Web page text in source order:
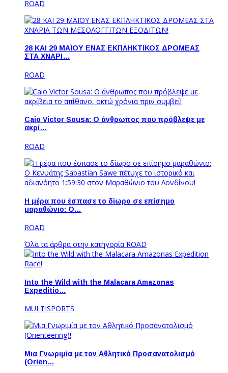
ROAD
28 ΚΑΙ 29 ΜΑΪΟΥ ΕΝΑΣ ΕΚΠΛΗΚΤΙΚΟΣ ΔΡΟΜΕΑΣ
ΣΤΑ ΧΝΑΡΙ…
ROAD
Caio Victor Sousa: O άνθρωπος που πρόβλεψε με
ακρί…
ROAD
Η μέρα που έσπασε το δίωρο σε επίσημο
μαραθώνιο: Ο…
ROAD
Όλα τα άρθρα στην κατηγορία ROAD
Into the Wild with the Malacara Amazonas
Expeditio…
MULTISPORTS
Μια Γνωριμία με τον Αθλητικό Προσανατολισμό
(Orien…